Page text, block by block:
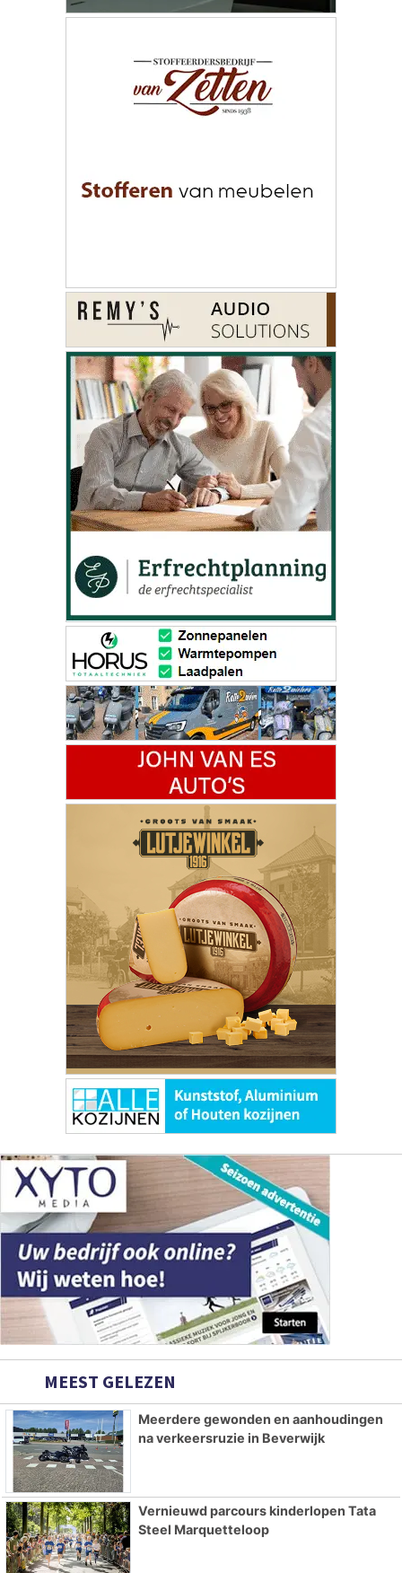
MEEST GELEZEN
Meerdere gewonden en aanhoudingen
na verkeersruzie in Beverwijk
Vernieuwd parcours kinderlopen Tata
Steel Marquetteloop